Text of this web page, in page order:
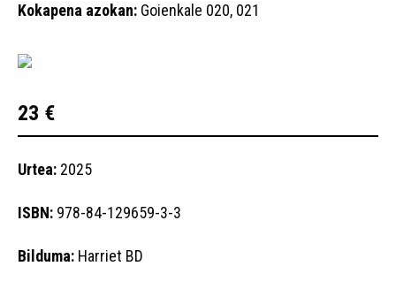
Kokapena azokan: Goienkale 020, 021
23 €
Urtea: 2025
ISBN: 978-84-129659-3-3
Bilduma: Harriet BD